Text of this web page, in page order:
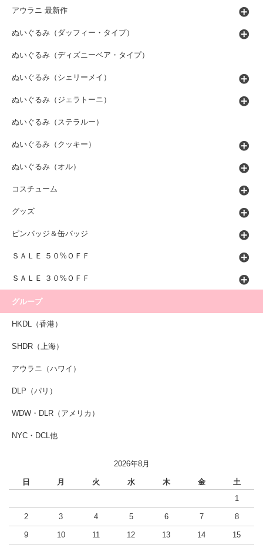
アウラニ 最新作
ぬいぐるみ（ダッフィー・タイプ）
ぬいぐるみ（ディズニーベア・タイプ）
ぬいぐるみ（シェリーメイ）
ぬいぐるみ（ジェラトーニ）
ぬいぐるみ（ステラルー）
ぬいぐるみ（クッキー）
ぬいぐるみ（オル）
コスチューム
グッズ
ピンバッジ＆缶バッジ
ＳＡＬＥ ５０%ＯＦＦ
ＳＡＬＥ ３０%ＯＦＦ
グループ
HKDL（香港）
SHDR（上海）
アウラニ（ハワイ）
DLP（パリ）
WDW・DLR（アメリカ）
NYC・DCL他
2026年8月
日 月 火 水 木 金
土
1
2 3 4 5 6 7 8
9 10 11 12 13 14 15